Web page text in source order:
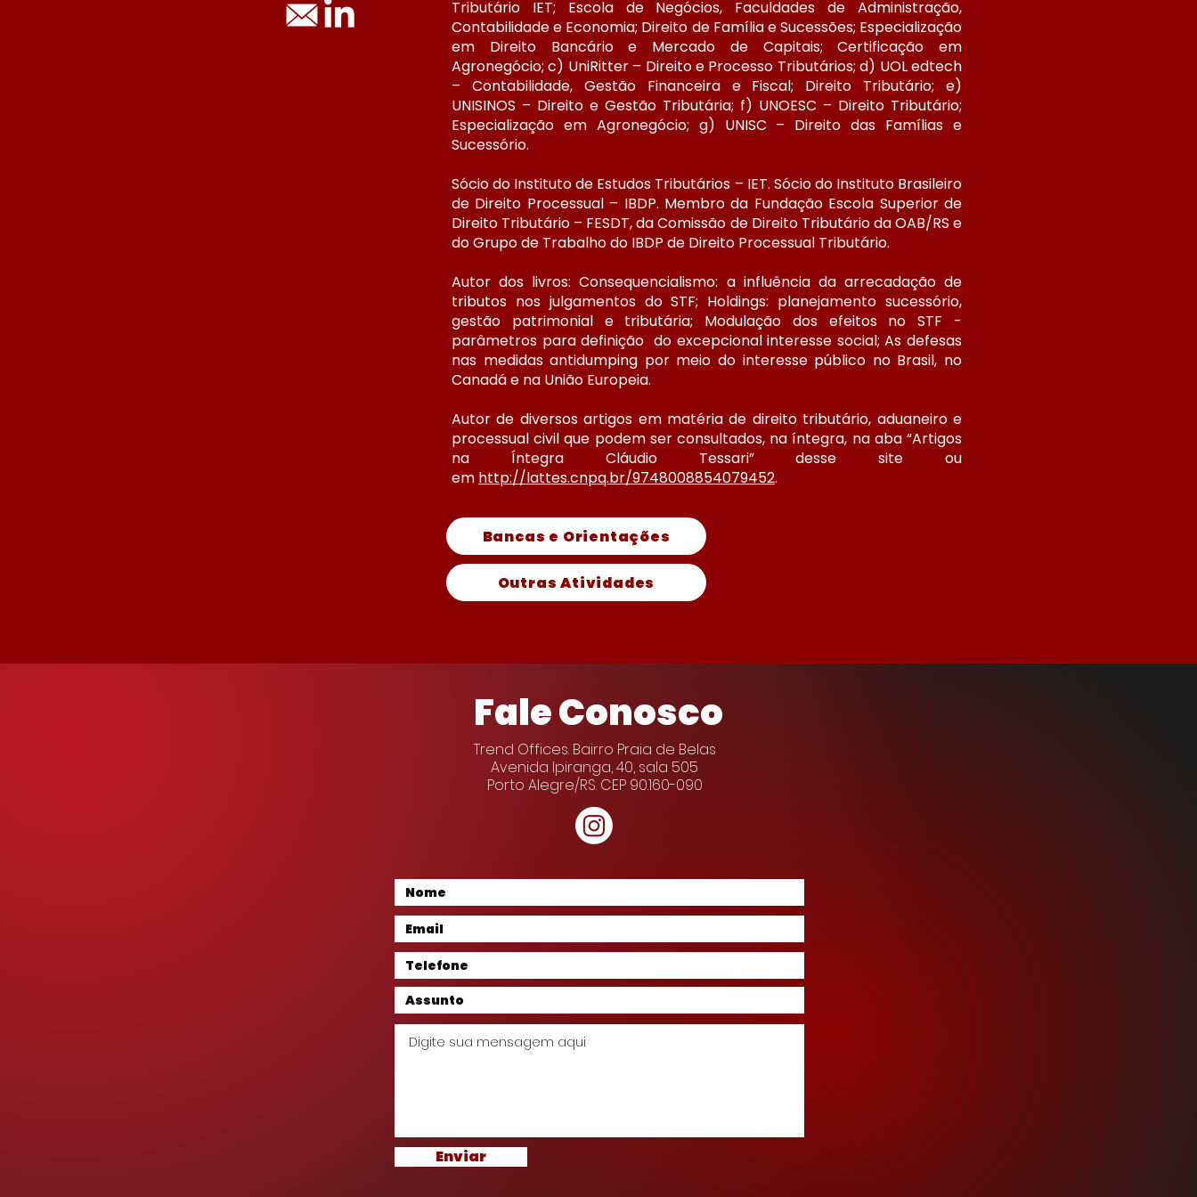
Tributário IET; Escola de Negócios, Faculdades de Administração,
Contabilidade e Economia; Direito de Família e Sucessões; Especialização
em Direito Bancário e Mercado de Capitais; Certificação em
Agronegócio; c) UniRitter – Direito e Processo Tributários; d) UOL edtech
– Contabilidade, Gestão Financeira e Fiscal; Direito Tributário; e)
UNISINOS – Direito e Gestão Tributária; f) UNOESC – Direito Tributário;
Especialização em Agronegócio; g) UNISC – Direito das Famílias e
Sucessório.
Sócio do Instituto de Estudos Tributários – IET. Sócio do Instituto Brasileiro
de Direito Processual – IBDP. Membro da Fundação Escola Superior de
Direito Tributário – FESDT, da Comissão de Direito Tributário da OAB/RS e
do Grupo de Trabalho do IBDP de Direito Processual Tributário.
Autor dos livros: Consequencialismo: a influência da arrecadação de
tributos nos julgamentos do STF; Holdings: planejamento sucessório,
gestão patrimonial e tributária; Modulação dos efeitos no STF -
parâmetros para definição do excepcional interesse social; As defesas
nas medidas antidumping por meio do interesse público no Brasil, no
Canadá e na União Europeia.
Autor de diversos artigos em matéria de direito tributário, aduaneiro e
processual civil que podem ser consultados, na íntegra, na aba “Artigos
na Íntegra Cláudio Tessari” desse site ou
em http://lattes.cnpq.br/9748008854079452.
Bancas e Orientações
Outras Atividades
Fale Conosco
Trend Offices. Bairro Praia de Belas
Avenida Ipiranga, 40, sala 505
Porto Alegre/RS. CEP 90.160-090
Enviar